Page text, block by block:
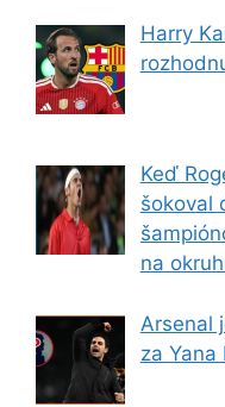
Harry
Keď
šokoval
na
Arsenal
za Yana